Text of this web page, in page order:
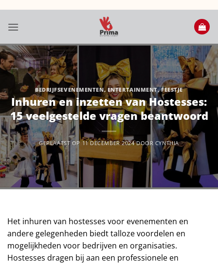
inhoud
BEDRIJFSEVENEMENTEN,ENTERTAINMENT,FEESTJE
Inhuren en inzetten van Hostesses:
15 veelgestelde vragen beantwoord
GEPLAATST OP11 DECEMBER 2024 DOOR CYNTHIA
Het inhuren van hostesses voor evenementen en
andere gelegenheden biedt talloze voordelen en
mogelijkheden voor bedrijven en organisaties.
Hostesses dragen bij aan een professionele en